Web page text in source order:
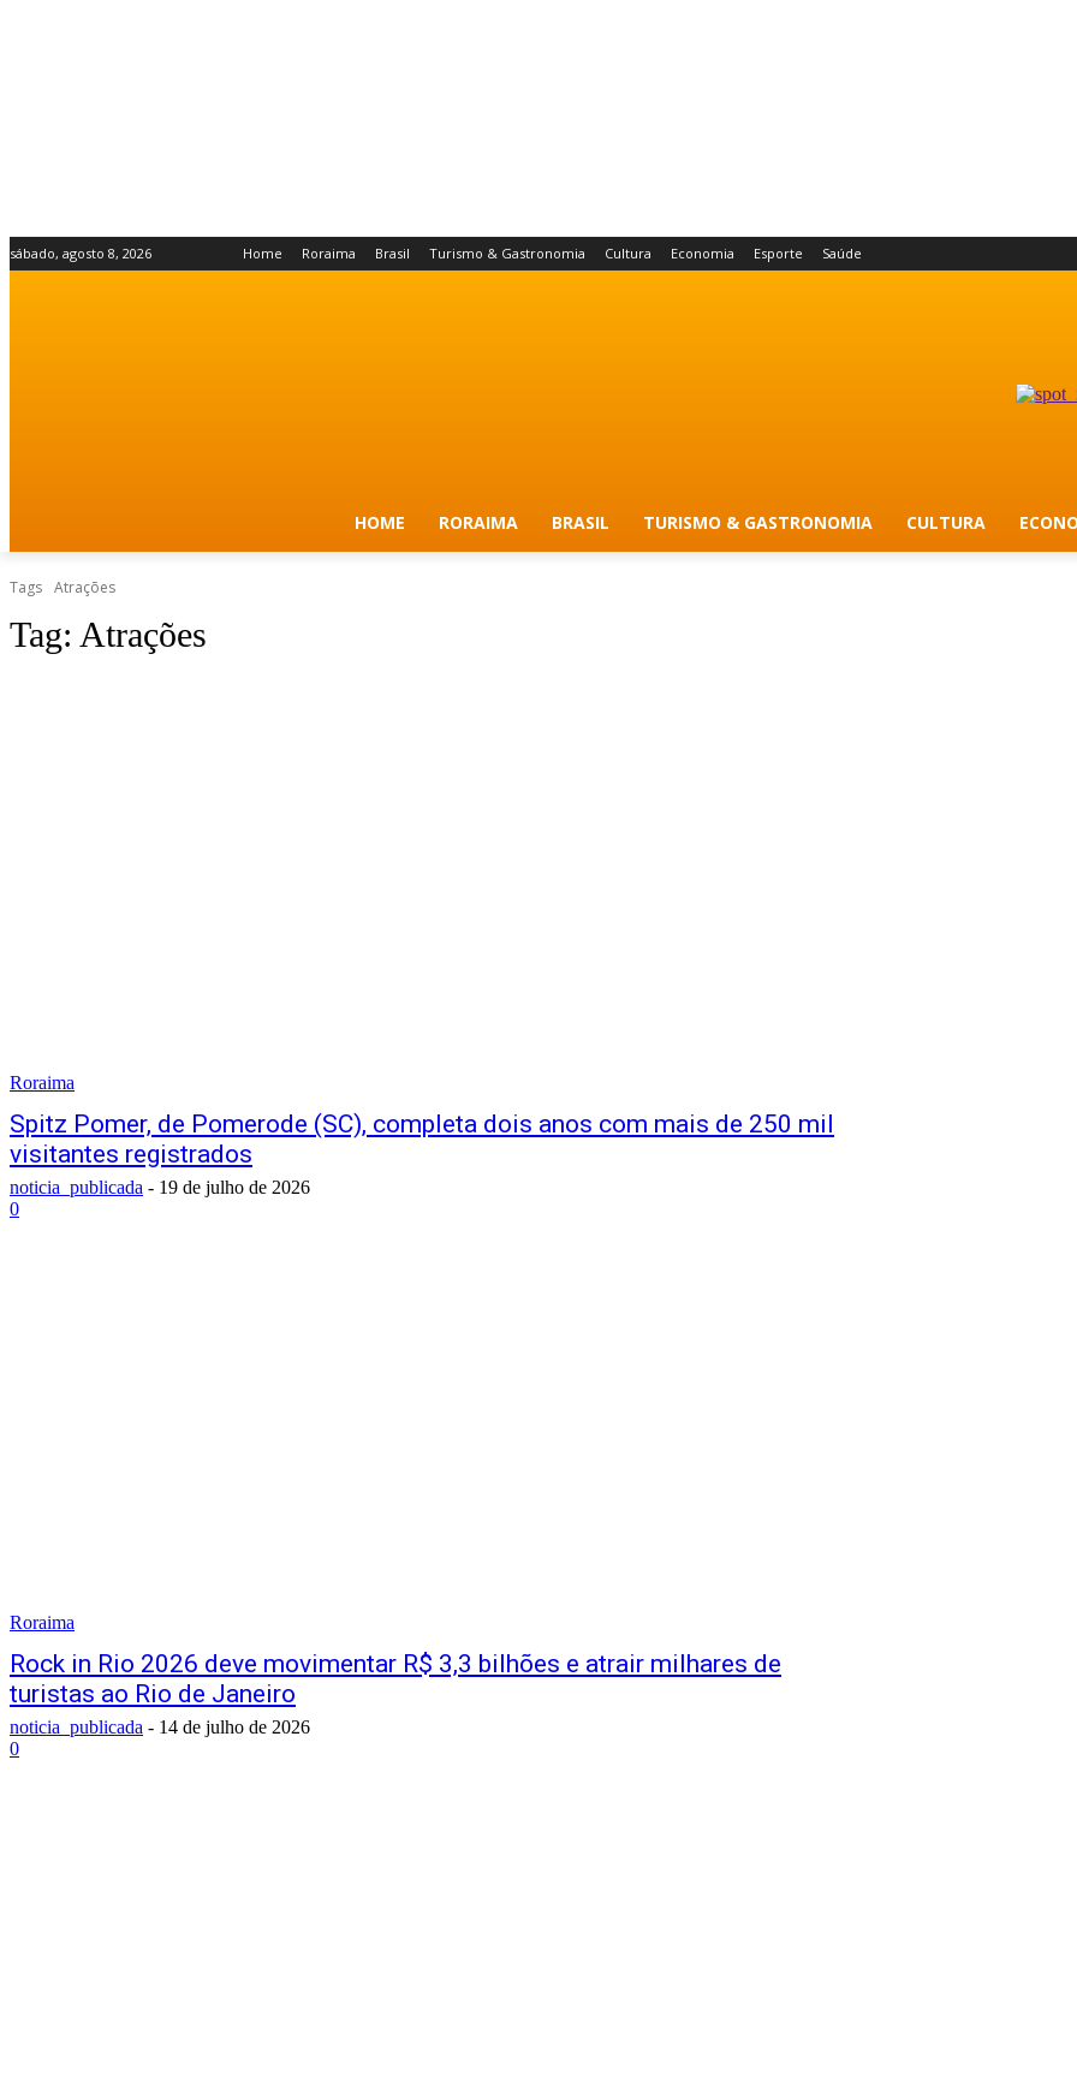
sábado, agosto 8, 2026 Home Roraima Brasil Turismo & Gastronomia Cultura Economia Esporte Saúde
HOME RORAIMA BRASIL TURISMO & GASTRONOMIA CULTURA
Tags Atrações
Tag: Atrações
Roraima
Spitz Pomer, de Pomerode (SC), completa dois anos com mais de 250 mil
visitantes registrados
noticia_publicada - 19 de julho de 2026
0
Roraima
Rock in Rio 2026 deve movimentar R$ 3,3 bilhões e atrair milhares de
turistas ao Rio de Janeiro
noticia_publicada - 14 de julho de 2026
0